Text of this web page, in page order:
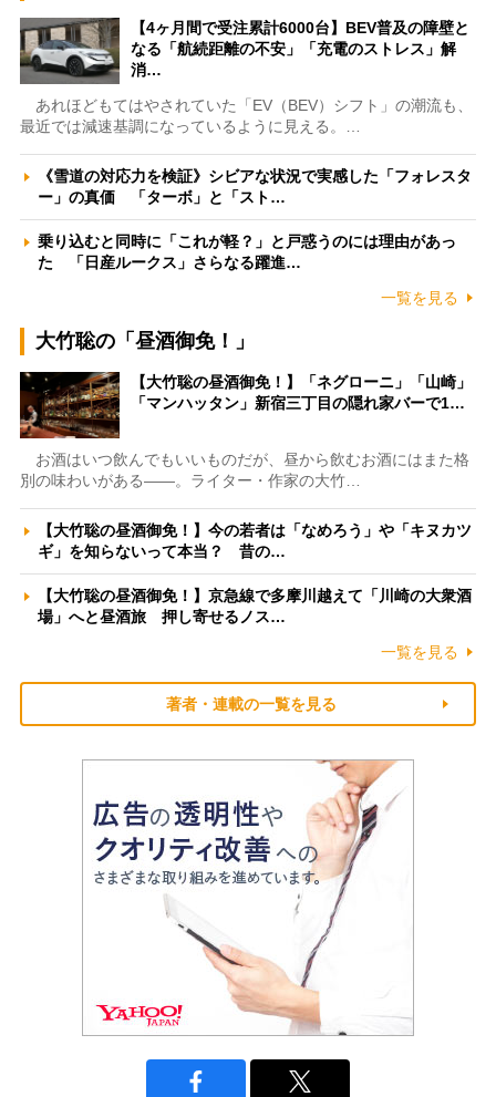
【4ヶ月間で受注累計6000台】BEV普及の障壁と
なる「航続距離の不安」「充電のストレス」解
消…
あれほどもてはやされていた「EV（BEV）シフト」の潮流も、
最近では減速基調になっているように見える。…
《雪道の対応力を検証》シビアな状況で実感した「フォレスタ
ー」の真価 「ターボ」と「スト…
乗り込むと同時に「これが軽？」と戸惑うのには理由があっ
た 「日産ルークス」さらなる躍進…
一覧を見る
大竹聡の「昼酒御免！」
【大竹聡の昼酒御免！】「ネグローニ」「山崎」
「マンハッタン」新宿三丁目の隠れ家バーで1…
お酒はいつ飲んでもいいものだが、昼から飲むお酒にはまた格
別の味わいがある――。ライター・作家の大竹…
【大竹聡の昼酒御免！】今の若者は「なめろう」や「キヌカツ
ギ」を知らないって本当？ 昔の…
【大竹聡の昼酒御免！】京急線で多摩川越えて「川崎の大衆酒
場」へと昼酒旅 押し寄せるノス…
一覧を見る
著者・連載の一覧を見る